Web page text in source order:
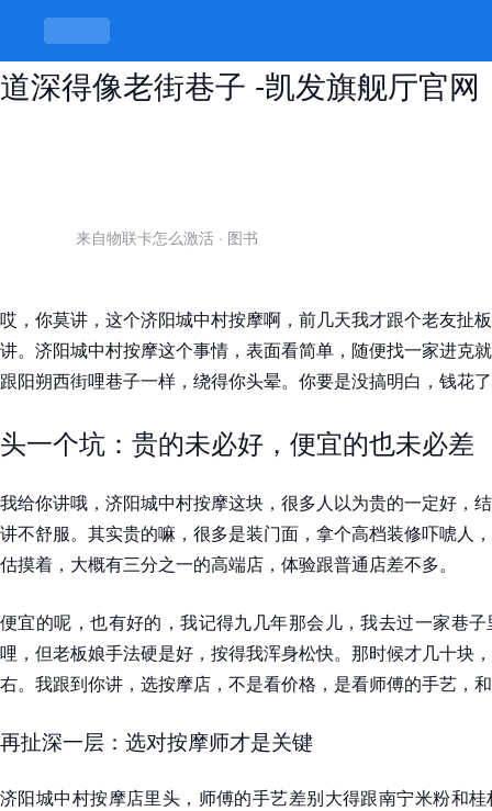
济阳城中村按摩选哪家才对？硬是门
道深得像老街巷子 -凯发旗舰厅官网
来自物联卡怎么激活 · 图书
哎，你莫讲，这个济阳城中村按摩啊，前几天我才跟个老友扯
讲。济阳城中村按摩这个事情，表面看简单，随便找一家进克
跟阳朔西街哩巷子一样，绕得你头晕。你要是没搞明白，钱花
头一个坑：贵的未必好，便宜的也未必差
我给你讲哦，济阳城中村按摩这块，很多人以为贵的一定好，
讲不舒服。其实贵的嘛，很多是装门面，拿个高档装修吓唬人
估摸着，大概有三分之一的高端店，体验跟普通店差不多。
便宜的呢，也有好的，我记得九几年那会儿，我去过一家巷
哩，但老板娘手法硬是好，按得我浑身松快。那时候才几十块
右。我跟到你讲，选按摩店，不是看价格，是看师傅的手艺，
再扯深一层：选对按摩师才是关键
济阳城中村按摩店里头，师傅的手艺差别大得跟南宁米粉和